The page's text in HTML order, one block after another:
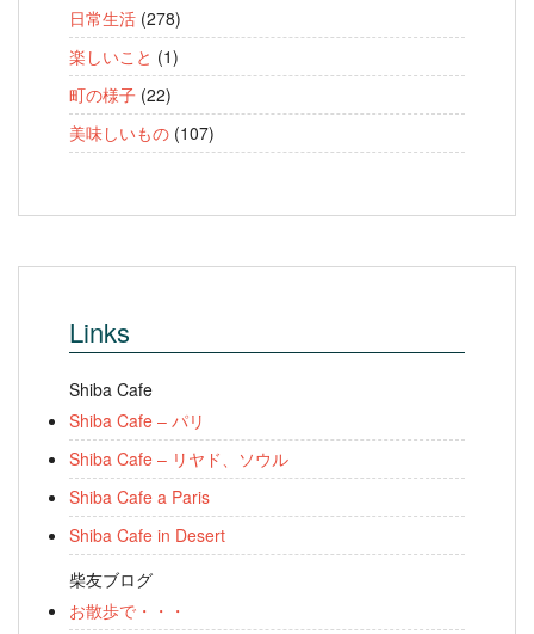
日常生活 (278)
楽しいこと (1)
町の様子 (22)
美味しいもの (107)
Links
Shiba Cafe
Shiba Cafe – パリ
Shiba Cafe – リヤド、ソウル
Shiba Cafe a Paris
Shiba Cafe in Desert
柴友ブログ
お散歩で・・・